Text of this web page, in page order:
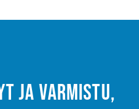
ja varmistu,